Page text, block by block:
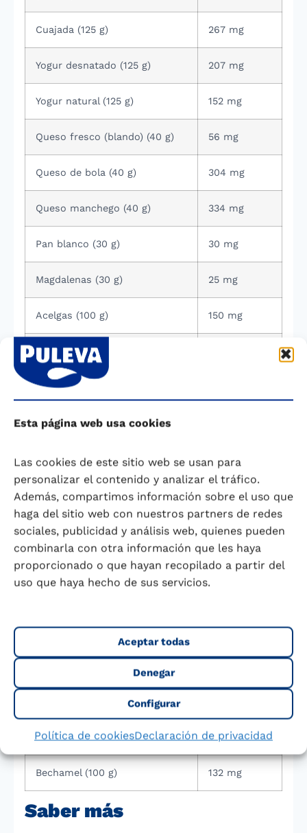
Esta página web usa cookies
Las cookies de este sitio web se usan para
personalizar el contenido y analizar el tráfico.
Además, compartimos información sobre el uso que
haga del sitio web con nuestros partners de redes
sociales, publicidad y análisis web, quienes pueden
combinarla con otra información que les haya
proporcionado o que hayan recopilado a partir del
uso que haya hecho de sus servicios.
Aceptar todas
Denegar
Configurar
Política de cookiesDeclaración de privacidad
Cuajada (125 g) 267 mg
Yogur desnatado (125 g) 207 mg
Yogur natural (125 g) 152 mg
Queso fresco (blando) (40 g) 56 mg
Queso de bola (40 g) 304 mg
Queso manchego (40 g) 334 mg
Pan blanco (30 g) 30 mg
Magdalenas (30 g) 25 mg
Acelgas (100 g) 150 mg
Espinacas (100 g)
Lechuga (80 g)
Garbanzos (60 g)
Besugo (125 g) 281 mg
Lenguado (125 mg) 150 mg
Merluza (125 g) 80 mg
Pulpo (125 g) 180 mg
Pescaditos consumidos
Una ración de pizza (100 g)
Croquetas (100 g) 84 mg
Bechamel (100 g) 132 mg
Saber más